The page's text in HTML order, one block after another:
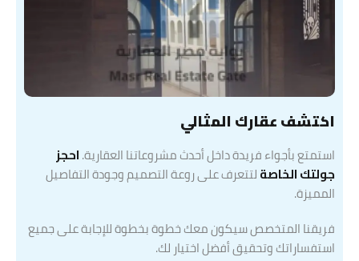
اكتشف عقارك المثالي
استمتع بأجواء فريدة داخل أحدث مشروعاتنا العقارية.احجز
جولتك الخاصةلتتعرف على روعة التصميم وجودة التفاصيل
المميزة.
فريقنا المتخصص سيكون معك خطوة بخطوة للإجابة على جميع
استفساراتك وتحقيق أفضل اختيار لك.